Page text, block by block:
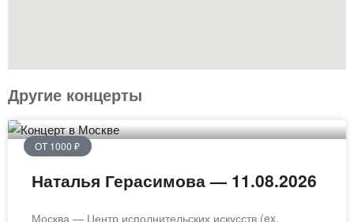
Другие концерты
ОТ 1000 ₽
Наталья Герасимова — 11.08.2026
Москва — Центр исполнительских искусств (ex.